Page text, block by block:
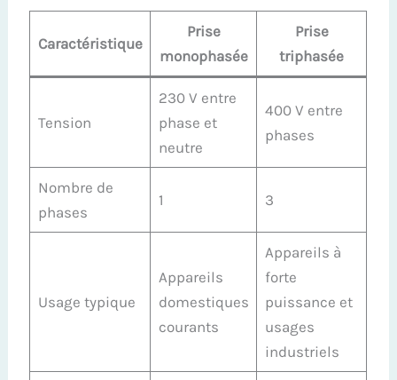
Caractéristique
Prise
monophasée
Prise
triphasée
Tension
230 V entre
phase et
neutre
400 V entre
phases
Nombre de
phases
1 3
Usage typique
Appareils
domestiques
courants
Appareils à
forte
puissance et
usages
industriels